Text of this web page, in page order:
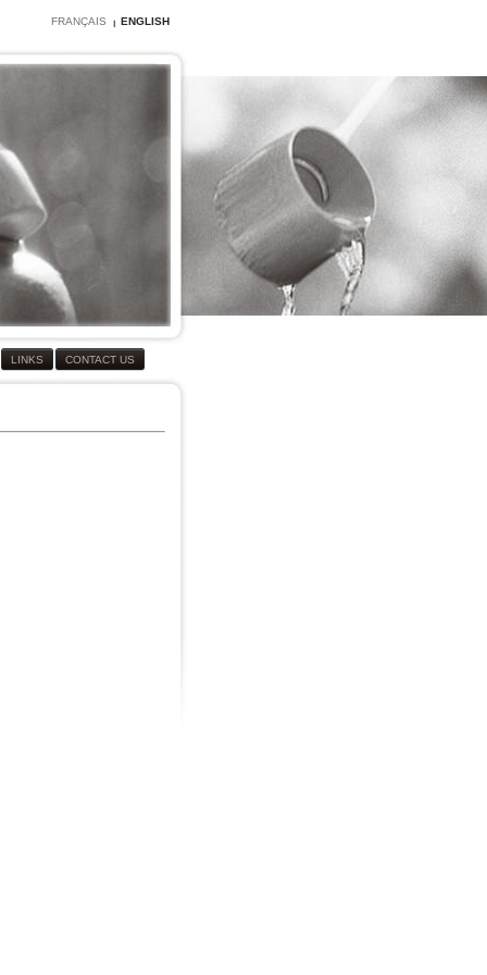
FRANÇAIS ENGLISH
LINKS CONTACT US